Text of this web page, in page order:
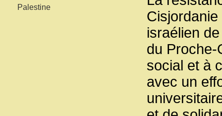
Cisjordanie
israélien
du Proche-
social et à
avec un
Palestine